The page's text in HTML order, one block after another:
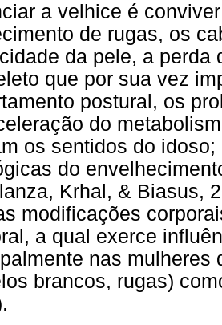
a velhice é
de rugas, os
da pele, a perda
que por sua vez
postural, os
do
os sentidos do
do
Krhal, & Biasus,
modificações
a qual exerce
nas mulheres
brancos, rugas)